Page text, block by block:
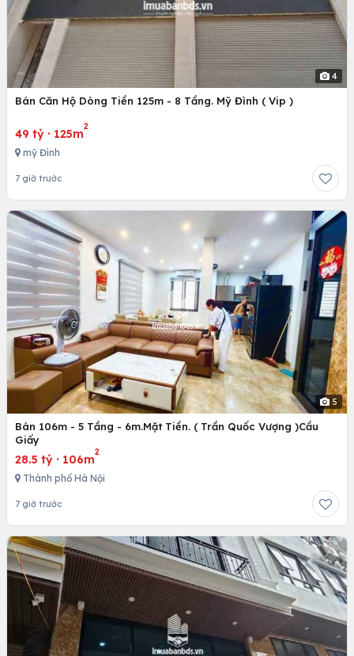
4
Bán Căn Hộ Dòng Tiền 125m - 8 Tầng. Mỹ Đình ( Vip )
49 tỷ · 125m
2
mỹ Đình
7 giờ trước
5
Bán 106m - 5 Tầng - 6m.Mặt Tiền. ( Trần Quốc Vượng )Cầu
Giấy
28.5 tỷ · 106m
2
Thành phố Hà Nội
7 giờ trước